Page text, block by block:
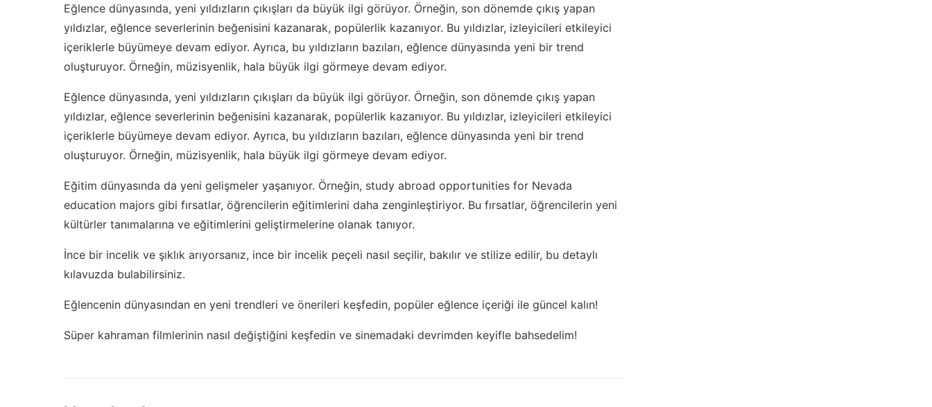
Eğlence dünyasında, yeni yıldızların çıkışları da büyük ilgi görüyor. Örneğin, son dönemde çıkış yapan
yıldızlar, eğlence severlerinin beğenisini kazanarak, popülerlik kazanıyor. Bu yıldızlar, izleyicileri etkileyici
içeriklerle büyümeye devam ediyor. Ayrıca, bu yıldızların bazıları, eğlence dünyasında yeni bir trend
oluşturuyor. Örneğin, müzisyenlik, hala büyük ilgi görmeye devam ediyor.
Eğlence dünyasında, yeni yıldızların çıkışları da büyük ilgi görüyor. Örneğin, son dönemde çıkış yapan
yıldızlar, eğlence severlerinin beğenisini kazanarak, popülerlik kazanıyor. Bu yıldızlar, izleyicileri etkileyici
içeriklerle büyümeye devam ediyor. Ayrıca, bu yıldızların bazıları, eğlence dünyasında yeni bir trend
oluşturuyor. Örneğin, müzisyenlik, hala büyük ilgi görmeye devam ediyor.
Eğitim dünyasında da yeni gelişmeler yaşanıyor. Örneğin, study abroad opportunities for Nevada
education majors gibi fırsatlar, öğrencilerin eğitimlerini daha zenginleştiriyor. Bu fırsatlar, öğrencilerin yeni
kültürler tanımalarına ve eğitimlerini geliştirmelerine olanak tanıyor.
İnce bir incelik ve şıklık arıyorsanız, ince bir incelik peçeli nasıl seçilir, bakılır ve stilize edilir, bu detaylı
kılavuzda bulabilirsiniz.
Eğlencenin dünyasından en yeni trendleri ve önerileri keşfedin, popüler eğlence içeriği ile güncel kalın!
Süper kahraman filmlerinin nasıl değiştiğini keşfedin ve sinemadaki devrimden keyifle bahsedelim!